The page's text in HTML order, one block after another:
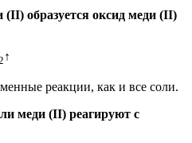
образуется оксид меди (II)
↑
реакции, как и все соли.
меди (II) реагируют с